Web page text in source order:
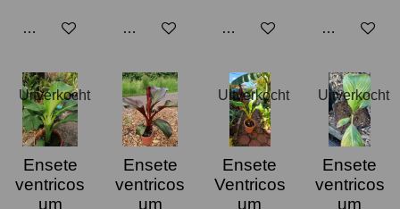
Houd mij op de hoogteHoud mij op de hoogteHoud mij op de hoogte
Houd mij
Uitverkocht
Ensete
ventricos
um
Ensete
ventricos
um
Uitverkocht
Ensete
Ventricos
um
Uitverkocht
Ensete
ventricos
um